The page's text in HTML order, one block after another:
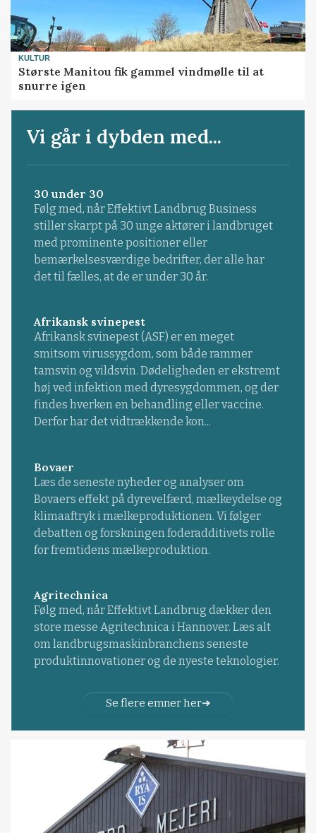
KULTUR
Største Manitou fik gammel vindmølle til at
snurre igen
Vi går i dybden med...
30 under 30
Følg med, når Effektivt Landbrug Business
stiller skarpt på 30 unge aktører i landbruget
med prominente positioner eller
bemærkelsesværdige bedrifter, der alle har
det til fælles, at de er under 30 år.
Afrikansk svinepest
Afrikansk svinepest (ASF) er en meget
smitsom virussygdom, som både rammer
tamsvin og vildsvin. Dødeligheden er ekstremt
høj ved infektion med dyresygdommen, og der
findes hverken en behandling eller vaccine.
Derfor har det vidtrækkende kon...
Bovaer
Læs de seneste nyheder og analyser om
Bovaers effekt på dyrevelfærd, mælkeydelse og
klimaaftryk i mælkeproduktionen. Vi følger
debatten og forskningen foderadditivets rolle
for fremtidens mælkeproduktion.
Agritechnica
Følg med, når Effektivt Landbrug dækker den
store messe Agritechnica i Hannover. Læs alt
om landbrugsmaskinbranchens seneste
produktinnovationer og de nyeste teknologier.
Se flere emner her